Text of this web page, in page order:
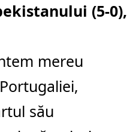
(5-0),
mereu
său